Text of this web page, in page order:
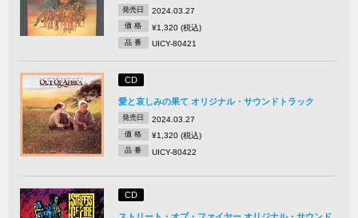
発売日 2024.03.27
価 格 ¥1,320 (税込)
品 番 UICY-80421
CD
愛と哀しみの果て オリジナル・サウンドトラック
発売日 2024.03.27
価 格 ¥1,320 (税込)
品 番 UICY-80422
CD